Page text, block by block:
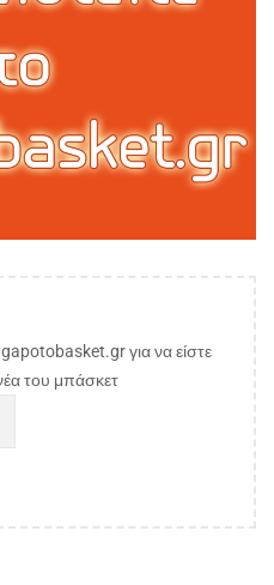
για να είστε
του μπάσκετ